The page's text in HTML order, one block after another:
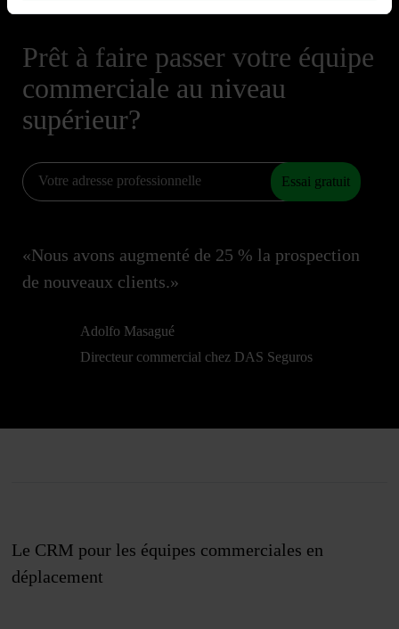
Prêt à faire passer votre équipe
commerciale au niveau
supérieur?
Essai gratuit
«Nous avons augmenté de 25 % la prospection
de nouveaux clients.»
Adolfo Masagué
Directeur commercial chez DAS Seguros
Le CRM pour les équipes commerciales en
déplacement